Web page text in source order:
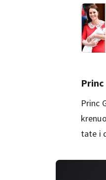
Princ
tate i